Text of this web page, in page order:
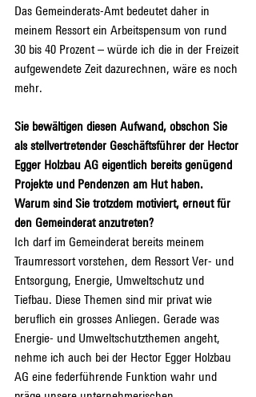
Das Gemeinderats-Amt bedeutet daher in
meinem Ressort ein Arbeitspensum von rund
30 bis 40 Prozent – würde ich die in der Freizeit
aufgewendete Zeit dazurechnen, wäre es noch
mehr.
Sie bewältigen diesen Aufwand, obschon Sie
als stellvertretender Geschäftsführer der Hector
Egger Holzbau AG eigentlich bereits genügend
Projekte und Pendenzen am Hut haben.
Warum sind Sie trotzdem motiviert, erneut für
den Gemeinderat anzutreten?
Ich darf im Gemeinderat bereits meinem
Traumressort vorstehen, dem Ressort Ver- und
Entsorgung, Energie, Umweltschutz und
Tiefbau. Diese Themen sind mir privat wie
beruflich ein grosses Anliegen. Gerade was
Energie- und Umweltschutzthemen angeht,
nehme ich auch bei der Hector Egger Holzbau
AG eine federführende Funktion wahr und